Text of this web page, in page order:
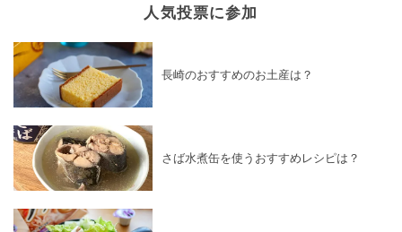
人気投票に参加
長崎のおすすめのお土産は？
さば水煮缶を使うおすすめレシピは？